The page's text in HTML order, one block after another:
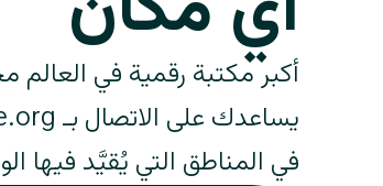
في المناطق التي يُقيَّد فيها